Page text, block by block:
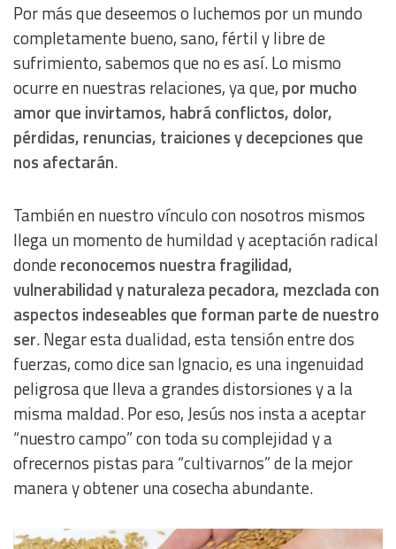
Por más que deseemos o luchemos por un mundo
completamente bueno, sano, fértil y libre de
sufrimiento, sabemos que no es así. Lo mismo
ocurre en nuestras relaciones, ya que, por mucho
amor que invirtamos, habrá conflictos, dolor,
pérdidas, renuncias, traiciones y decepciones que
nos afectarán.
También en nuestro vínculo con nosotros mismos
llega un momento de humildad y aceptación radical
dondereconocemos nuestra fragilidad,
vulnerabilidad y naturaleza pecadora, mezclada con
aspectos indeseables que forman parte de nuestro
ser. Negar esta dualidad, esta tensión entre dos
fuerzas, como dice san Ignacio, es una ingenuidad
peligrosa que lleva a grandes distorsiones y a la
misma maldad. Por eso, Jesús nos insta a aceptar
“nuestro campo” con toda su complejidad y a
ofrecernos pistas para “cultivarnos” de la mejor
manera y obtener una cosecha abundante.